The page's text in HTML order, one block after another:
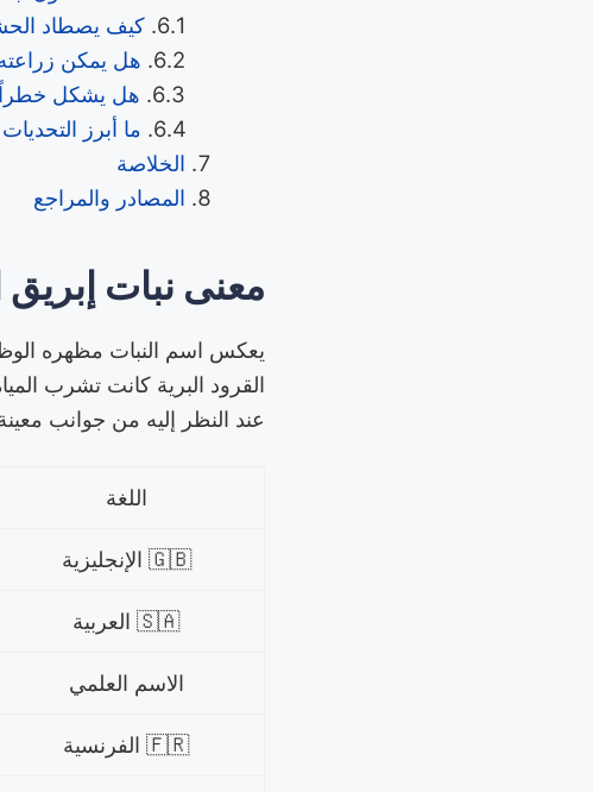
كيف يصطاد
هل يمكن
هل يشكل خطراً
ما أبرز
الخلاصة
المصادر والمراجع
معنى نبات إبريق
يعكس اسم النبات مظهره
القرود البرية كانت تشرب
عند النظر إليه من جوانب
اللغة
🇬🇧 الإنجليزية
🇸🇦 العربية
الاسم العلمي
🇫🇷 الفرنسية